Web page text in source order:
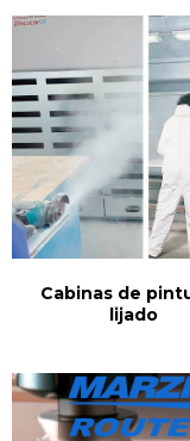
Cabinas de
lijado